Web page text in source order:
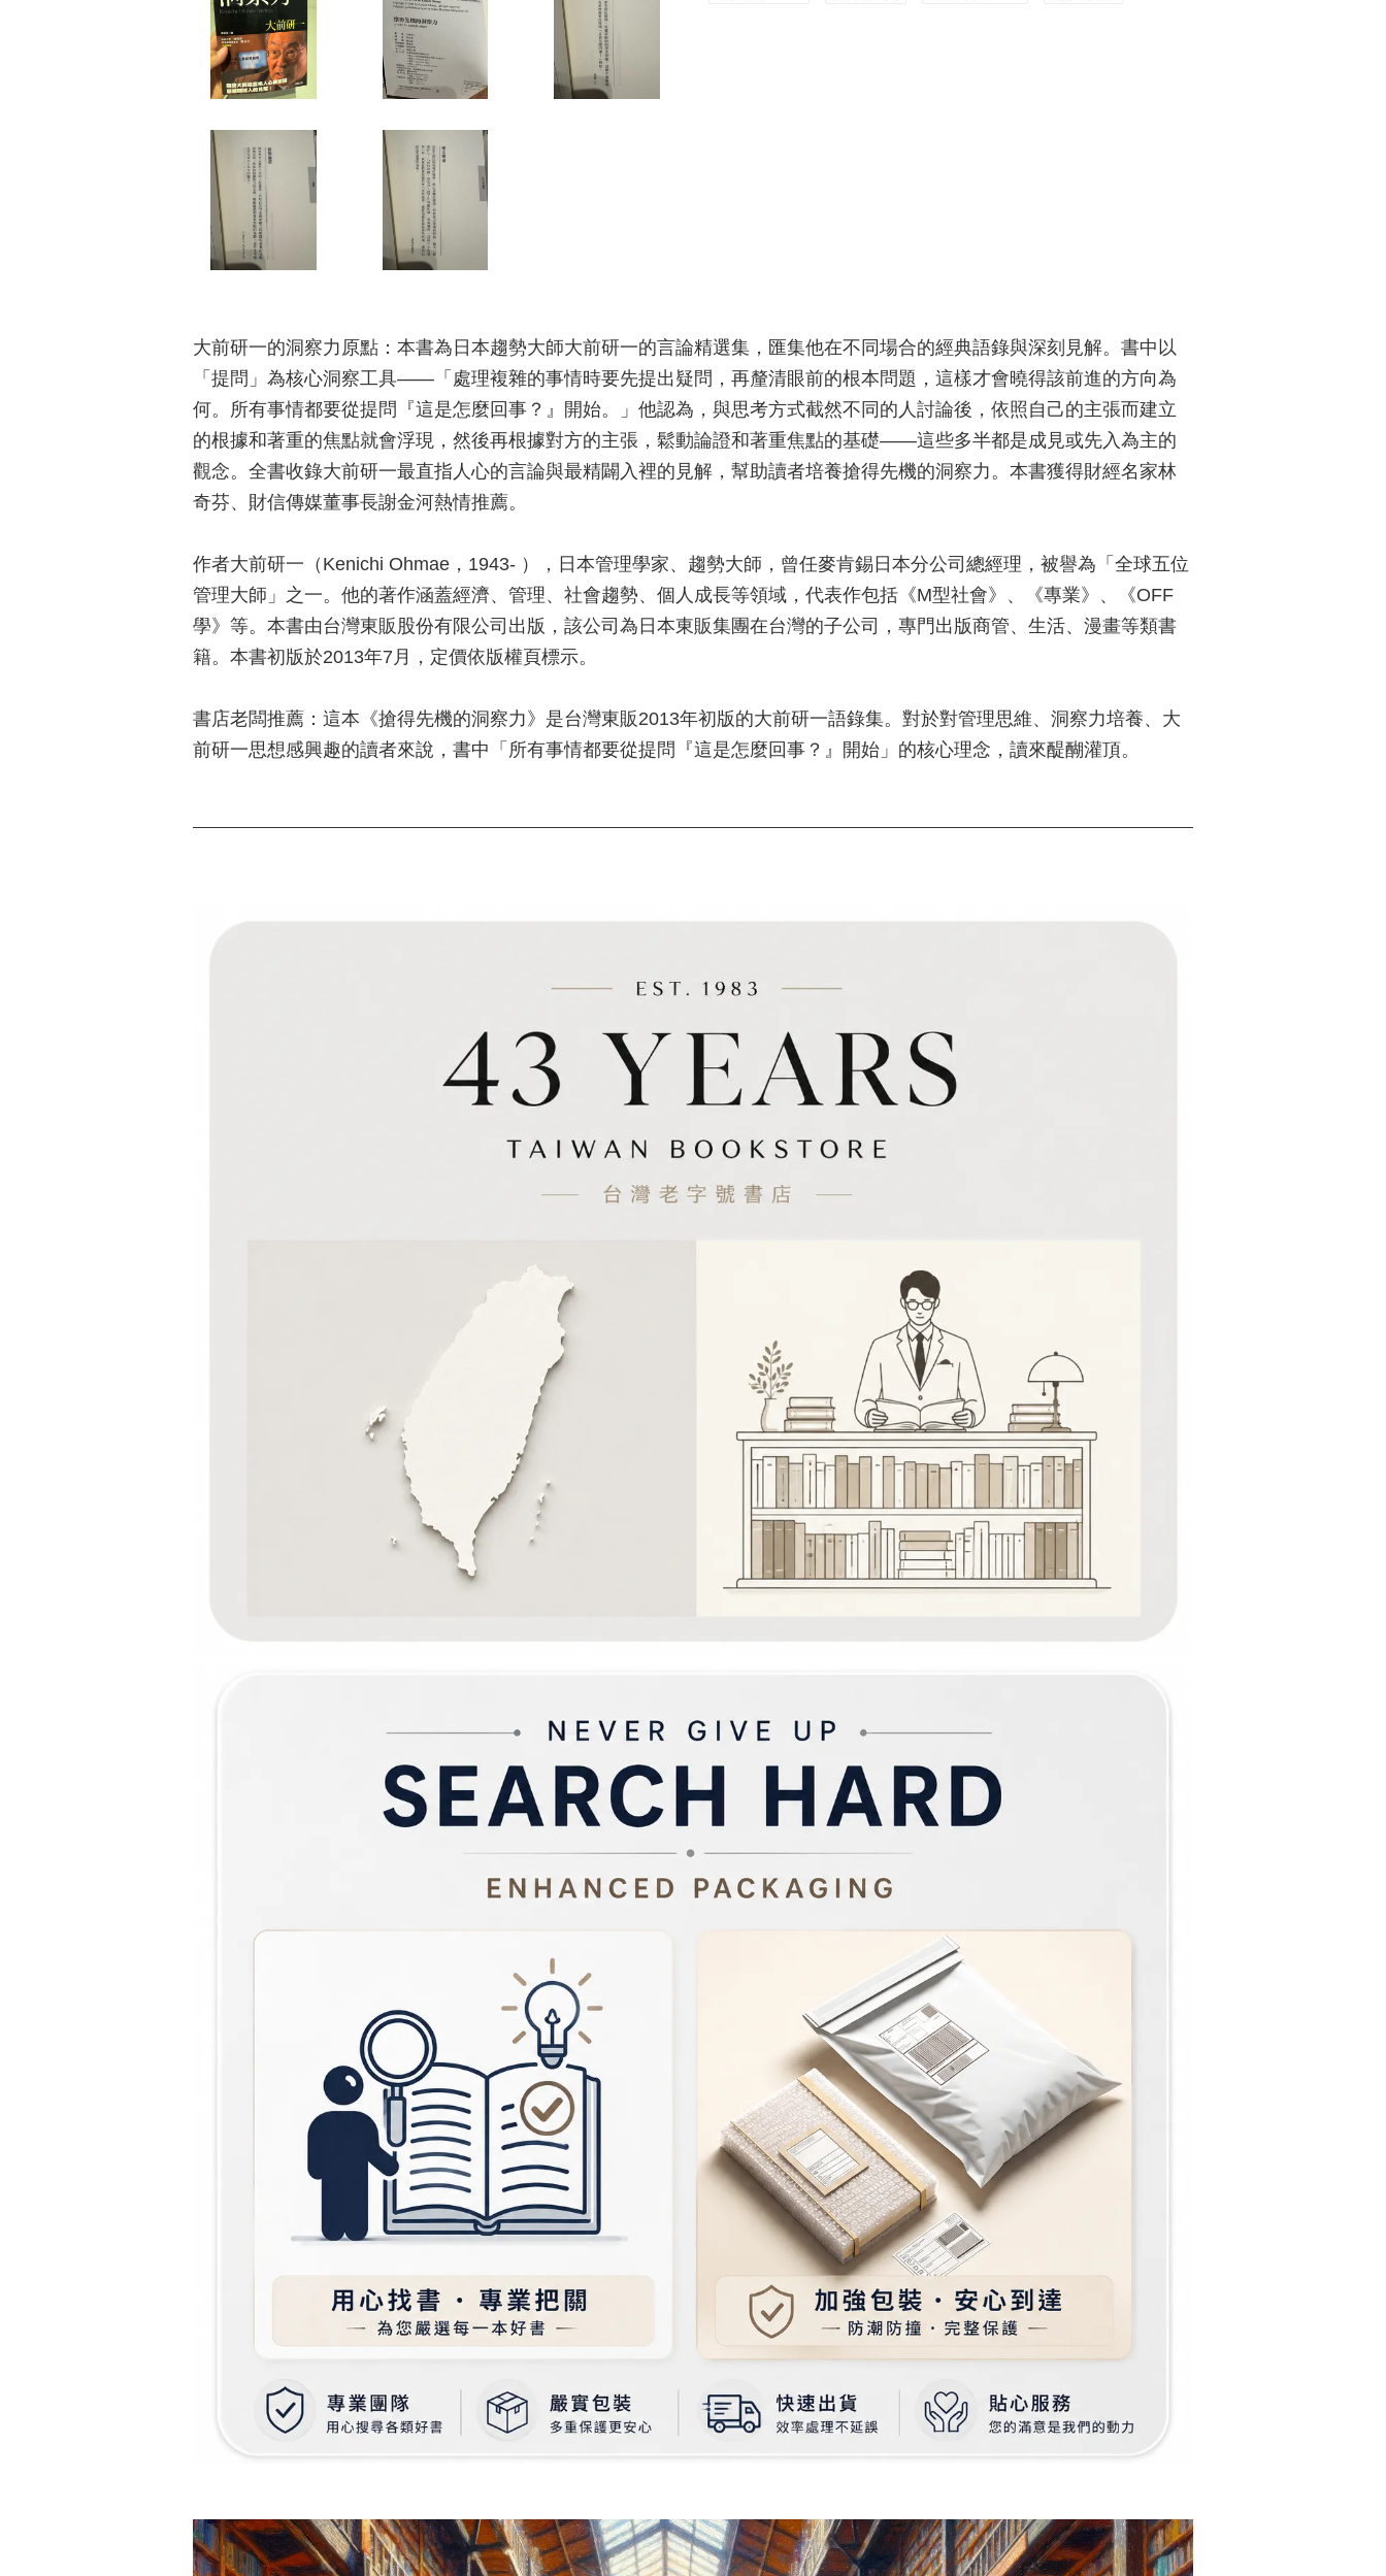
大前研一的洞察力原點：本書為日本趨勢大師大前研一的言論精選集，匯集他在不同場合的經典語錄與深刻見解。書中以
「提問」為核心洞察工具——「處理複雜的事情時要先提出疑問，再釐清眼前的根本問題，這樣才會曉得該前進的方向為
何。所有事情都要從提問『這是怎麼回事？』開始。」他認為，與思考方式截然不同的人討論後，依照自己的主張而建立
的根據和著重的焦點就會浮現，然後再根據對方的主張，鬆動論證和著重焦點的基礎——這些多半都是成見或先入為主的
觀念。全書收錄大前研一最直指人心的言論與最精闢入裡的見解，幫助讀者培養搶得先機的洞察力。本書獲得財經名家林
奇芬、財信傳媒董事長謝金河熱情推薦。
作者大前研一（Kenichi Ohmae，1943- ），日本管理學家、趨勢大師，曾任麥肯錫日本分公司總經理，被譽為「全球五位
管理大師」之一。他的著作涵蓋經濟、管理、社會趨勢、個人成長等領域，代表作包括《M型社會》、《專業》、《OFF
學》等。本書由台灣東販股份有限公司出版，該公司為日本東販集團在台灣的子公司，專門出版商管、生活、漫畫等類書
籍。本書初版於2013年7月，定價依版權頁標示。
書店老闆推薦：這本《搶得先機的洞察力》是台灣東販2013年初版的大前研一語錄集。對於對管理思維、洞察力培養、大
前研一思想感興趣的讀者來說，書中「所有事情都要從提問『這是怎麼回事？』開始」的核心理念，讀來醍醐灌頂。